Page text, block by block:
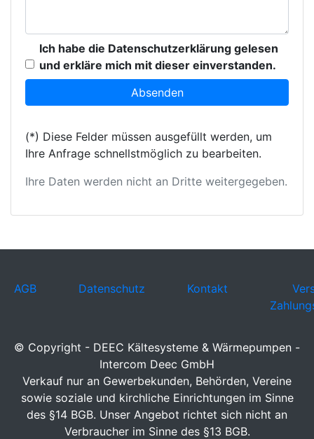
Ich habe die Datenschutzerklärung gelesen
und erkläre mich mit dieser einverstanden.
(*) Diese Felder müssen ausgefüllt werden, um
Ihre Anfrage schnellstmöglich zu bearbeiten.
Ihre Daten werden nicht an Dritte weitergegeben.
AGB Datenschutz Kontakt
© Copyright - DEEC Kältesysteme & Wärmepumpen -
Intercom Deec GmbH
Verkauf nur an Gewerbekunden, Behörden, Vereine
sowie soziale und kirchliche Einrichtungen im Sinne
des §14 BGB. Unser Angebot richtet sich nicht an
Verbraucher im Sinne des §13 BGB.